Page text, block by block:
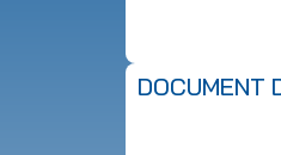
DOCUMENT